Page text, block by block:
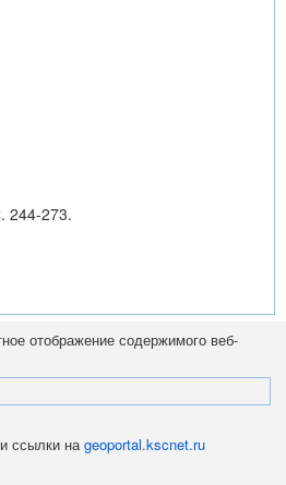
244-273.
отображение содержимого веб-
ссылки наgeoportal.kscnet.ru